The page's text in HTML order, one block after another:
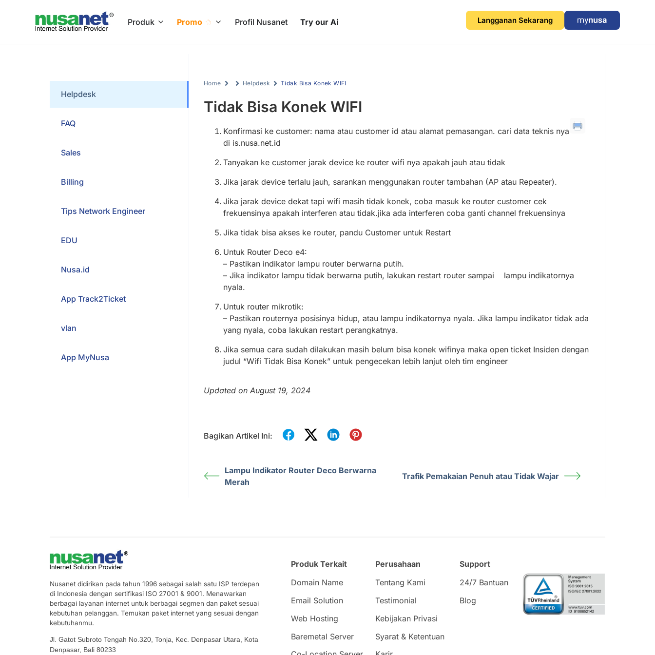
Produk Promo Profil Nusanet Try our Ai Langganan Sekarang
Helpdesk
FAQ
Sales
Billing
Tips Network Engineer
EDU
Nusa.id
App Track2Ticket
vlan
App MyNusa
Home Helpdesk Tidak Bisa Konek WIFI
Tidak Bisa Konek WIFI
Konfirmasi ke customer: nama atau customer id atau alamat pemasangan. cari data teknis nya
di is.nusa.net.id
Tanyakan ke customer jarak device ke router wifi nya apakah jauh atau tidak
Jika jarak device terlalu jauh, sarankan menggunakan router tambahan (AP atau Repeater).
Jika jarak device dekat tapi wifi masih tidak konek, coba masuk ke router customer cek
frekuensinya apakah interferen atau tidak.jika ada interferen coba ganti channel frekuensinya
Jika tidak bisa akses ke router, pandu Customer untuk Restart
Untuk Router Deco e4:
– Pastikan indikator lampu router berwarna putih.
– Jika indikator lampu tidak berwarna putih, lakukan restart router sampai lampu indikatornya
nyala.
Untuk router mikrotik:
– Pastikan routernya posisinya hidup, atau lampu indikatornya nyala. Jika lampu indikator tidak ada
yang nyala, coba lakukan restart perangkatnya.
Jika semua cara sudah dilakukan masih belum bisa konek wifinya maka open ticket Insiden dengan
judul “Wifi Tidak Bisa Konek” untuk pengecekan lebih lanjut oleh tim engineer
Updated on August 19, 2024
Bagikan Artikel Ini:
Lampu Indikator Router Deco Berwarna
Merah
Trafik Pemakaian Penuh atau Tidak Wajar
Nusanet didirikan pada tahun 1996 sebagai salah satu ISP terdepan
di Indonesia dengan sertifikasi ISO 27001 & 9001. Menawarkan
berbagai layanan internet untuk berbagai segmen dan paket sesuai
kebutuhan pelanggan. Temukan paket internet yang sesuai dengan
kebutuhanmu.
Jl. Gatot Subroto Tengah No.320, Tonja, Kec. Denpasar Utara, Kota
Denpasar, Bali 80233
Produk Terkait
Domain Name
Email Solution
Web Hosting
Baremetal Server
Perusahaan
Tentang Kami
Testimonial
Kebijakan Privasi
Syarat & Ketentuan
Support
24/7 Bantuan
Blog